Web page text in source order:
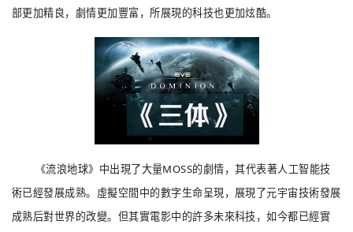
部更加精良，劇情更加豐富，所展現的科技也更加炫酷。
《流浪地球》中出現了大量MOSS的劇情，其代表著人工智能技
術已經發展成熟。虛擬空間中的數字生命呈現，展現了元宇宙技術發展
成熟后對世界的改變。但其實電影中的許多未來科技，如今都已經實